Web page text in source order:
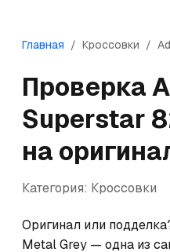
Главная / Кроссовки /
Проверка
Superstar
на
Категория: Кроссовки
Оригинал или
Metal Grey — одна из